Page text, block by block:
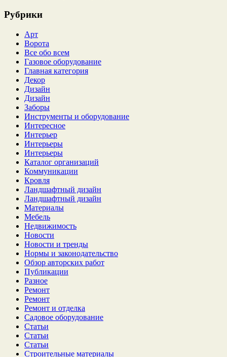
Рубрики
Арт
Ворота
Все обо всем
Газовое оборудование
Главная категория
Декор
Дизайн
Дизайн
Заборы
Инструменты и оборудование
Интересное
Интерьер
Интерьеры
Интерьеры
Каталог организаций
Коммуникации
Кровля
Ландшафтный дизайн
Ландшафтный дизайн
Материалы
Мебель
Недвижимость
Новости
Новости и тренды
Нормы и законодательство
Обзор авторских работ
Публикации
Разное
Ремонт
Ремонт
Ремонт и отделка
Садовое оборудование
Статьи
Статьи
Статьи
Строительные материалы